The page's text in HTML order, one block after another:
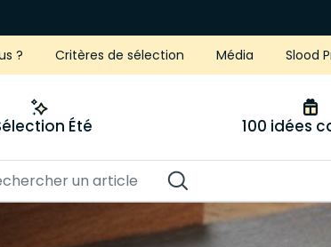
? Critères de sélection Média Slood
Été 100 idées